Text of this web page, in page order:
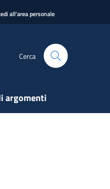
all'area personale
Cerca
argomenti